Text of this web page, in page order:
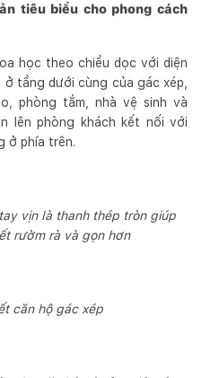
tiêu biểu cho phong cách
học theo chiều dọc với diện
ở tầng dưới cùng của gác xép,
phòng tắm, nhà vệ sinh và
lên phòng khách kết nối với
ở phía trên.
vịn là thanh thép tròn giúp
rườm rà và gọn hơn
căn hộ gác xép